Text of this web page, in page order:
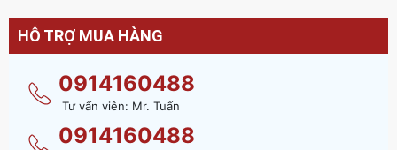
HỖ TRỢ MUA HÀNG
0914160488
Tư vấn viên: Mr. Tuấn
0914160488